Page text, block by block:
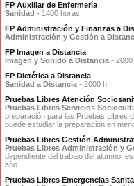
FP Auxiliar de Enfermería
Sanidad - 1400 horas
FP Administración y Finanzas a
Administración y Gestión a
FP Imagen a Distancia
Imagen y Sonido a Distancia - 2000
FP Dietética a Distancia
Sanidad a Distancia - 2000 h.
Pruebas Libres Atención
Pruebas Libres Servicios
preparación para las Pruebas Libres
puede estudiar la preparación en
Pruebas Libres Gestión
Pruebas Libres Administración y
dependiente del trabajo del alumno:
año
Pruebas Libres Emergencias